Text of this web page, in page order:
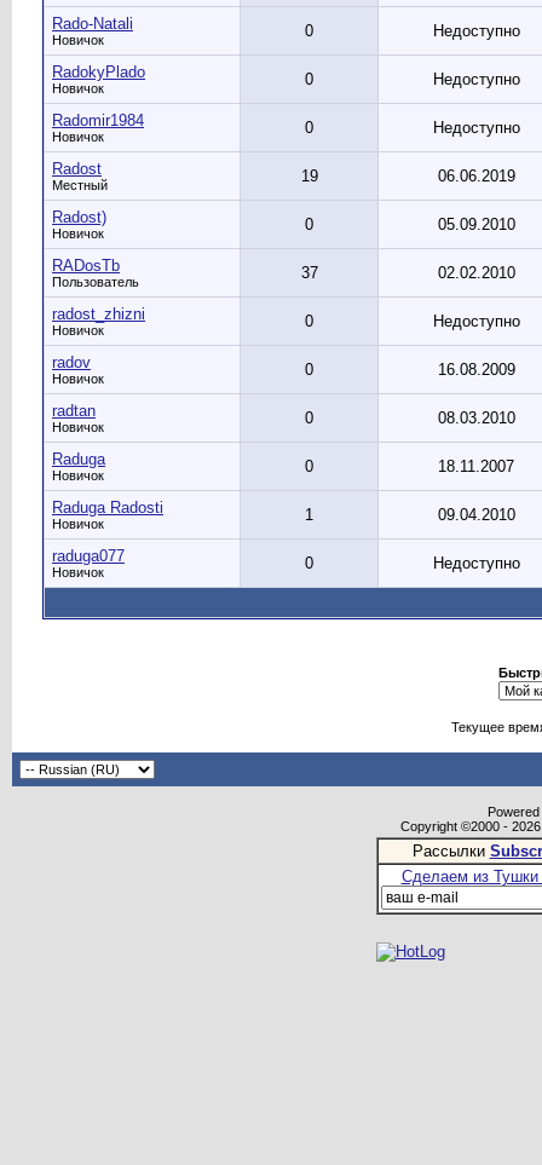
Rado-Natali
Новичок 0 Недоступно
RadokyPlado
Новичок 0 Недоступно
Radomir1984
Новичок 0 Недоступно
Radost
Местный 19 06.06.2019
Radost)
Новичок 0 05.09.2010
RADosTb
Пользователь 37 02.02.2010
radost_zhizni
Новичок 0 Недоступно
radov
Новичок 0 16.08.2009
radtan
Новичок 0 08.03.2010
Raduga
Новичок 0 18.11.2007
Raduga Radosti
Новичок 1 09.04.2010
raduga077
Новичок 0 Недоступно
Текущее
Copyright ©2000 -
Рассылки
Сделаем из Тушки